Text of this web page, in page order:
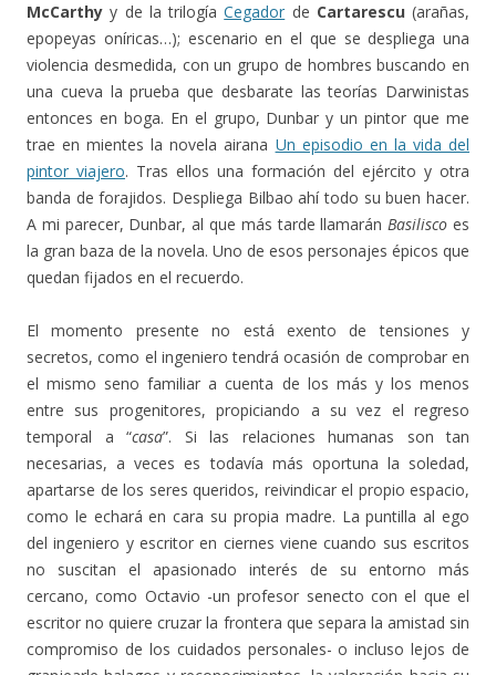
McCarthy y de la trilogíaCegador de Cartarescu(arañas,
epopeyas oníricas…); escenario en el que se despliega una
violencia desmedida, con un grupo de hombres buscando en
una cueva la prueba que desbarate las teorías Darwinistas
entonces en boga. En el grupo, Dunbar y un pintor que me
trae en mientes la novela airana Un episodio en la vida del
pintor viajero. Tras ellos una formación del ejército y otra
banda de forajidos. Despliega Bilbao ahí todo su buen hacer.
A mi parecer, Dunbar, al que más tarde llamaránBasilisco es
la gran baza de la novela. Uno de esos personajes épicos que
quedan fijados en el recuerdo.
El momento presente no está exento de tensiones y
secretos, como el ingeniero tendrá ocasión de comprobar en
el mismo seno familiar a cuenta de los más y los menos
entre sus progenitores, propiciando a su vez el regreso
temporal a “casa”. Si las relaciones humanas son tan
necesarias, a veces es todavía más oportuna la soledad,
apartarse de los seres queridos, reivindicar el propio espacio,
como le echará en cara su propia madre. La puntilla al ego
del ingeniero y escritor en ciernes viene cuando sus escritos
no suscitan el apasionado interés de su entorno más
cercano, como Octavio -un profesor senecto con el que el
escritor no quiere cruzar la frontera que separa la amistad sin
compromiso de los cuidados personales- o incluso lejos de